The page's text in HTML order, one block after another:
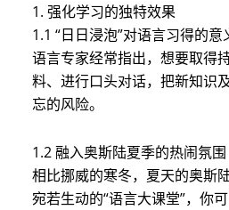
1. 强化学习的独特效果
1.1 “日日浸泡”对语言习得的意
语言专家经常指出，想要取得
料、进行口头对话，把新知识
忘的风险。
1.2 融入奥斯陆夏季的热闹氛围
相比挪威的寒冬，夏天的奥斯
宛若生动的“语言大课堂”，你